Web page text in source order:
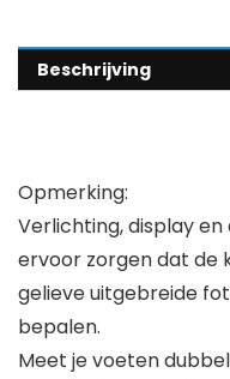
Beschrijving
Opmerking:
Verlichting, display
ervoor zorgen dat de
gelieve uitgebreide
bepalen.
Meet je voeten